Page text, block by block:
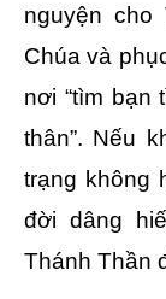
nguyện cho
Chúa và
nơi “tìm bạn
thân”. Nếu
trạng không
đời dâng
Thánh Thần